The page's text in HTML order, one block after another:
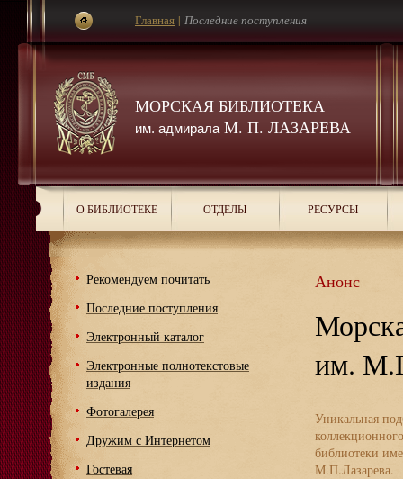
МОРСКАЯ БИБЛИОТЕКА
им. адмиралаМ. П. ЛАЗАРЕВА
Главная | Последние поступления
О БИБЛИОТЕКЕ ОТДЕЛЫ РЕСУРСЫ
Рекомендуем почитать
Последние поступления
Электронный каталог
Электронные полнотекстовые
издания
Фотогалерея
Дружим с Интернетом
Гостевая
Анонс
им.
Уникальная
библиотеки
М.П.Лазарева.